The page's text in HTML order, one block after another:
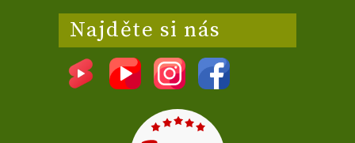
Najděte si nás